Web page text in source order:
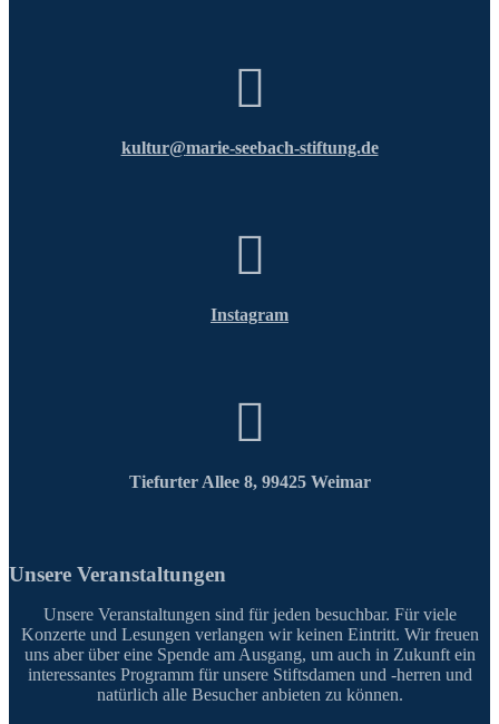
kultur@marie-seebach-stiftung.de
Instagram
Tiefurter Allee 8, 99425 Weimar
Unsere Veranstaltungen
Unsere Veranstaltungen sind für jeden besuchbar. Für viele
Konzerte und Lesungen verlangen wir keinen Eintritt. Wir freuen
uns aber über eine Spende am Ausgang, um auch in Zukunft ein
interessantes Programm für unsere Stiftsdamen und -herren und
natürlich alle Besucher anbieten zu können.